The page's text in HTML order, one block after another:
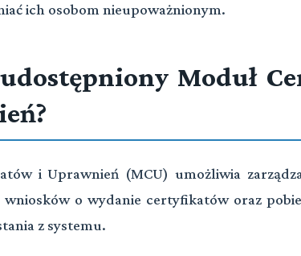
ich osobom nieupoważnionym.
Moduł
i Uprawnień (MCU) umożliwia
wniosków o wydanie certyfikatów oraz
z systemu.